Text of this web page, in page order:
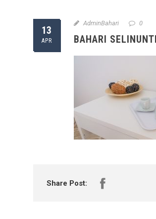
13
APR
AdminBahari 0
BAHARI
Share Post: